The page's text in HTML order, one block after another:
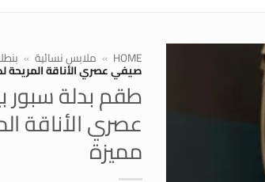
HOME
» ملابس نسائية »
صيفي عصري الأناقة المريحة
طقم بدلة سبور
عصري الأناقة
مميزة